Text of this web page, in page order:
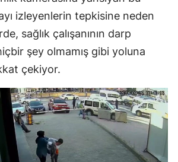
izleyenlerin tepkisine neden
sağlık çalışanının darp
şey olmamış gibi yoluna
çekiyor.